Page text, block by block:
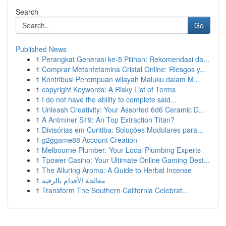
Search
Go
Published News
1 Perangkat Generasi ke-5 Pilihan: Rekomendasi da...
1 Comprar Metanfetamina Cristal Online: Riesgos y...
1 Kontribusi Perempuan wilayah Maluku dalam M...
1 copyright Keywords: A Risky List of Terms
1 I do not have the ability to complete said...
1 Unleash Creativity: Your Assorted 6d6 Ceramic D...
1 A Antminer S19: An Top Extraction Titan?
1 Divisórias em Curitiba: Soluções Modulares para...
1 g2ggame88 Account Creation
1 Melbourne Plumber: Your Local Plumbing Experts
1 Tpower Casino: Your Ultimate Online Gaming Dest...
1 The Alluring Aroma: A Guide to Herbal Incense
1 معالجة الأقدام بالرقية
1 Transform The Southern California Celebrat...